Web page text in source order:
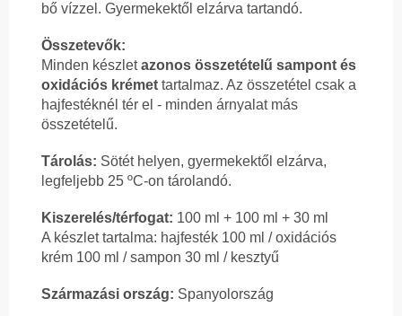
bő vízzel. Gyermekektől elzárva tartandó.
Összetevők:
Minden készletazonos összetételű sampont és
oxidációs krémet tartalmaz. Az összetétel csak a
hajfestéknél tér el - minden árnyalat más
összetételű.
Tárolás: Sötét helyen, gyermekektől elzárva,
legfeljebb 25 ºC-on tárolandó.
Kiszerelés/térfogat: 100 ml + 100 ml + 30 ml
A készlet tartalma: hajfesték 100 ml / oxidációs
krém 100 ml / sampon 30 ml / kesztyű
Származási ország: Spanyolország